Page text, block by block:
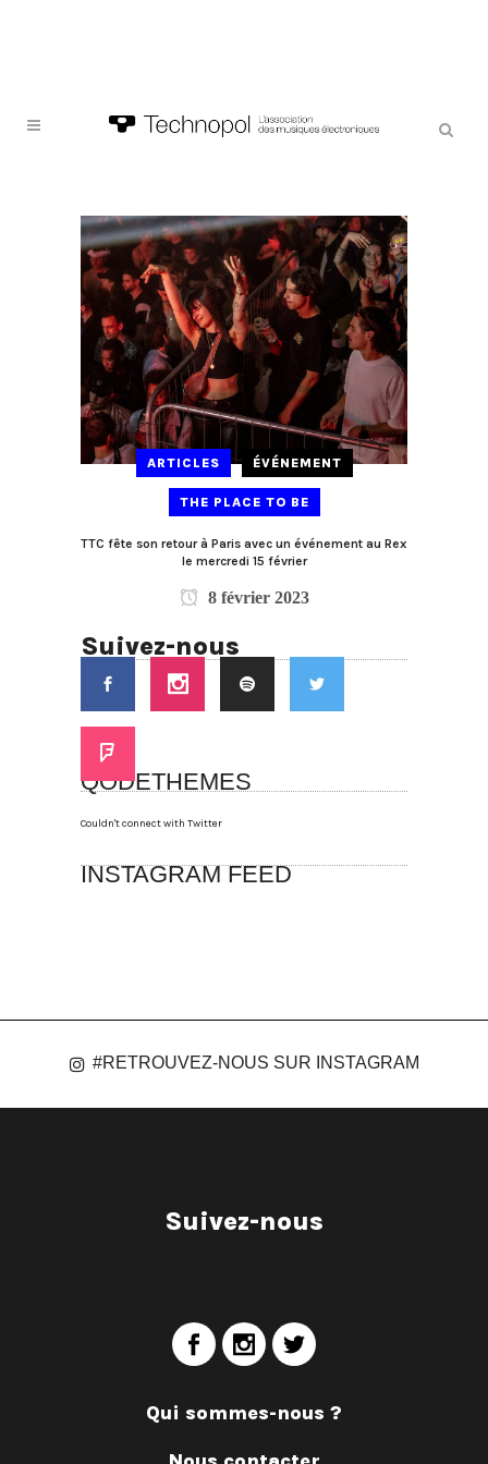
ARTICLES ÉVÉNEMENT
THE PLACE TO BE
TTC fête son retour à Paris avec un événement au Rex
le mercredi 15 février
8 février 2023
Suivez-nous
QODETHEMES
Couldn't connect with Twitter
INSTAGRAM FEED
#RETROUVEZ-NOUS SUR INSTAGRAM
Suivez-nous
Qui sommes-nous ?